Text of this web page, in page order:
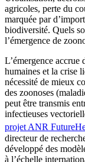
agricoles, perte du
marquée par
biodiversité. Quels
l’émergence de
L’émergence accrue
humaines et la crise
nécessité de mieux
des zoonoses
peut être transmis
infectieuses
projet ANR
directeur de
développé des
à l’échelle